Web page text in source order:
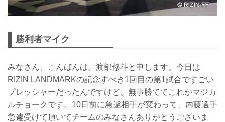
勝利者マイク
みなさん、こんばんは。渡部修斗と申します。今日は
RIZIN LANDMARKの記念すべき1回目の第1試合ですごい
プレッシャーだったんですけど、無事勝ててこれがマジカ
ルチョークです。10日前に急遽相手が変わって、内藤選手
急遽受けて頂いてチームのみなさんありがとうございま